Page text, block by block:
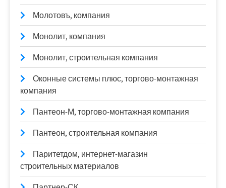
Молотовъ, компания
Монолит, компания
Монолит, строительная компания
Оконные системы плюс, торгово-монтажная
компания
Пантеон-М, торгово-монтажная компания
Пантеон, строительная компания
Паритетдом, интернет-магазин
строительных материалов